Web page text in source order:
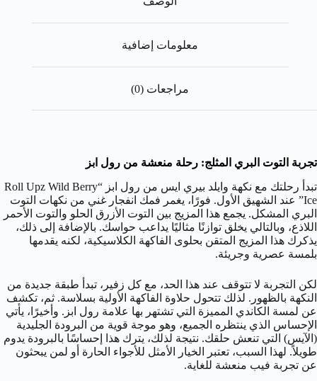
معلومات إضافية
مراجعات (0)
تجربة التوت البري المثلج: رحلة منعشة من رول ابز
تبدأ رحلتك مع نكهة وايلد بيري ايس من رول ابز “Roll Upz Wild Berry
Ice” عند الشهيق الأول. فورًا، يغمر فمك انفجار غني من نكهات التوت
البري المشكل. يجمع هذا المزيج بين التوت الأزرق الحلو والتوت الأحمر
اللاذع، وبالتالي يخلق توازنًا مثاليًا يداعب حواسك. بالإضافة إلى ذلك،
يذكرك هذا المزيج المتقن بحلوى الفاكهة الكلاسيكية، لكنه يقدمها
بلمسة عصرية وجريئة.
لكن التجربة لا تتوقف عند هذا الحد، مع كل زفير، تبدأ طبقة جديدة من
النكهة بالظهور. لذلك تتحول حلاوة الفاكهة الأولية بسلاسة. ثم، تكشف
عن لمسة الكاندي المميزة التي تشتهر بها علامة رول ابز. وأخيرًا، يأتي
الإحساس الذي ينتظره الجميع، وهو موجة قوية من البرودة الجليدية
(الآيس) التي تنعش حلقك. نتيجة لذلك، يترك هذا إحساسًا بالبرودة يدوم
طويلاً. لهذا السبب، تعتبر الخيار الأمثل للأجواء الحارة أو لمن يبحثون
عن تجربة فيب منعشة للغاية.